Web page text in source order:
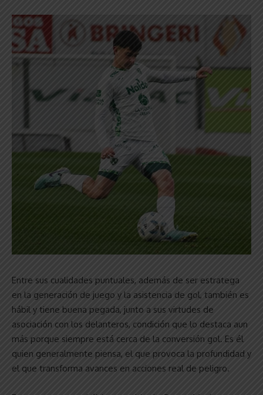
Entre sus cualidades puntuales, además de ser estratega
en la generación de juego y la asistencia de gol, también es
hábil y tiene buena pegada, junto a sus virtudes de
asociación con los delanteros, condición que lo destaca aun
más porque siempre está cerca de la conversión gol. Es él
quien generalmente piensa, el que provoca la profundidad y
el que transforma avances en acciones real de peligro.